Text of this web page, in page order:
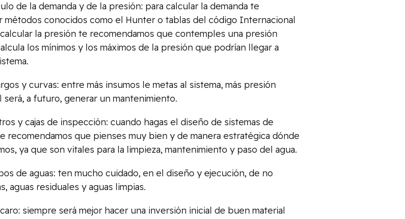
de la demanda y de la presión: para calcular la demanda te
métodos conocidos como el Hunter o tablas del código Internacional
la presión te recomendamos que contemples una presión
los mínimos y los máximos de la presión que podrían llegar a
y curvas: entre más insumos le metas al sistema, más presión
será, a futuro, generar un mantenimiento.
y cajas de inspección: cuando hagas el diseño de sistemas de
recomendamos que pienses muy bien y de manera estratégica dónde
ya que son vitales para la limpieza, mantenimiento y paso del agua.
de aguas: ten mucho cuidado, en el diseño y ejecución, de no
aguas residuales y aguas limpias.
siempre será mejor hacer una inversión inicial de buen material